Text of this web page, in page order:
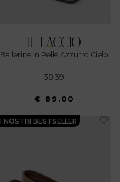
Ballerine In Pelle Azzurro Cielo
38 39
€ 89.00
I NOSTRI BESTSELLER